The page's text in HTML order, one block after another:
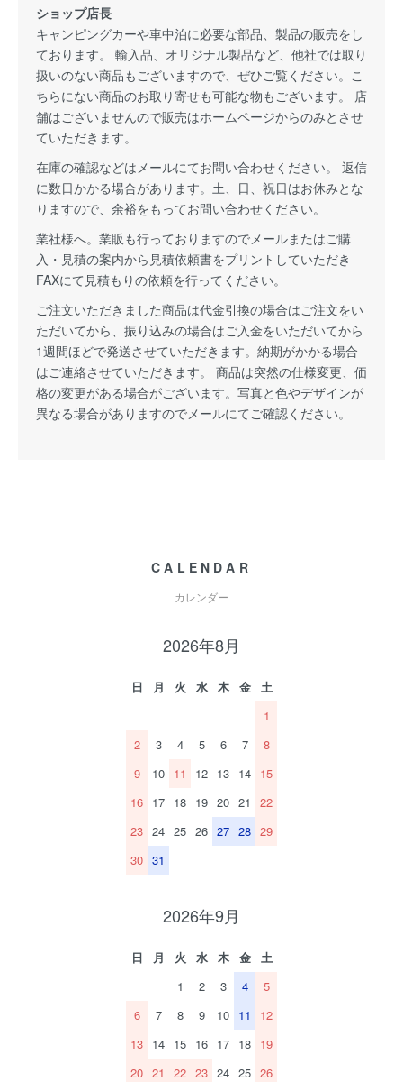
ショップ店長
キャンピングカーや車中泊に必要な部品、製品の販売をし
ております。 輸入品、オリジナル製品など、他社では取り
扱いのない商品もございますので、ぜひご覧ください。こ
ちらにない商品のお取り寄せも可能な物もございます。 店
舗はございませんので販売はホームページからのみとさせ
ていただきます。
在庫の確認などはメールにてお問い合わせください。 返信
に数日かかる場合があります。土、日、祝日はお休みとな
りますので、余裕をもってお問い合わせください。
業社様へ。業販も行っておりますのでメールまたはご購
入・見積の案内から見積依頼書をプリントしていただき
FAXにて見積もりの依頼を行ってください。
ご注文いただきました商品は代金引換の場合はご注文をい
ただいてから、振り込みの場合はご入金をいただいてから
1週間ほどで発送させていただきます。納期がかかる場合
はご連絡させていただきます。 商品は突然の仕様変更、価
格の変更がある場合がございます。写真と色やデザインが
異なる場合がありますのでメールにてご確認ください。
CALENDAR
カレンダー
2026年8月
日 月 火 水 木 金
土
1
2
3 4 5 6 7
8
9
10 11 12 13 14 15
16 17 18 19 20 21
22
23 24 25 26 27 28 29
30 31
2026年9月
日 月 火 水 木 金
土
1
2 3 4
5
6
7 8 9 10 11
12
13 14 15 16 17 18 19
20 21 22 23 24 25 26